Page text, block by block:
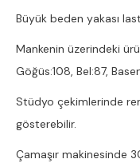
Büyük beden yakası
Mankenin üzerindeki
Göğüs:108, Bel:87,
Stüdyo çekimlerinde
gösterebilir.
Çamaşır makinesinde